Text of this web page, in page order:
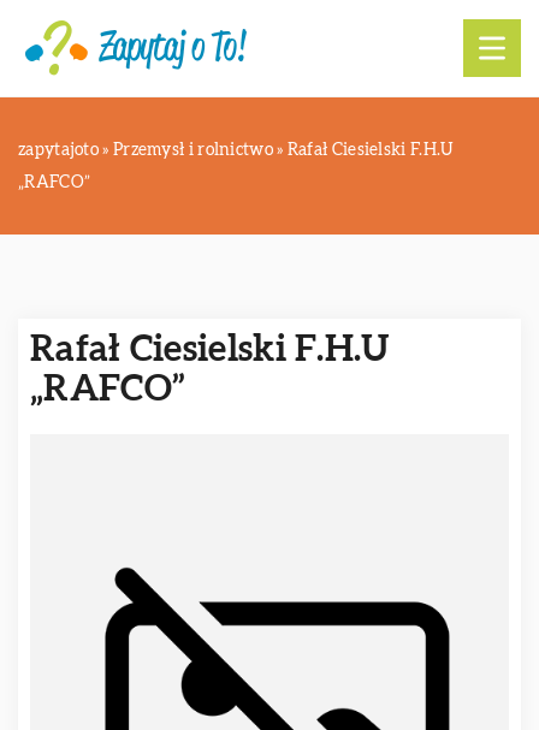
zapytajoto » Przemysł i rolnictwo» Rafał Ciesielski F.H.U
„RAFCO”
Rafał Ciesielski F.H.U
„RAFCO”